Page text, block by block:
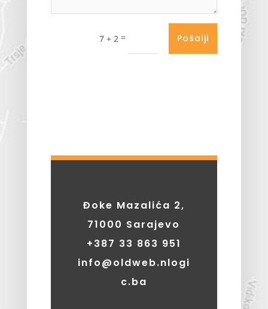
7 + 2 = Pošalji
Đoke Mazalića 2,
71000 Sarajevo
+387 33 863 951
info@oldweb.nlogi
c.ba